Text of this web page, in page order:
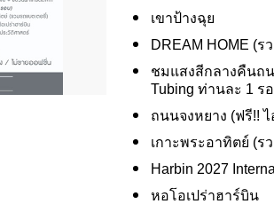
เขาป้างฉุย
DREAM HOME (ร
ชมแสงสีกลางคืนถน
Tubing ท่านละ 1 ร
ถนนจงหยาง (ฟรี!!
เกาะพระอาทิตย์ (ร
Harbin 2027
หอโอเปร่าฮาร์บิน